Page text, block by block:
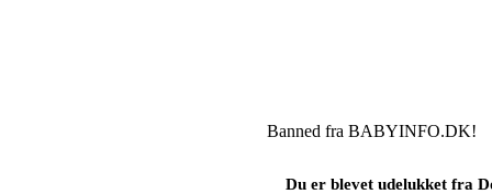
Banned fra BABYINFO.DK!
Du er blevet udelukket fra